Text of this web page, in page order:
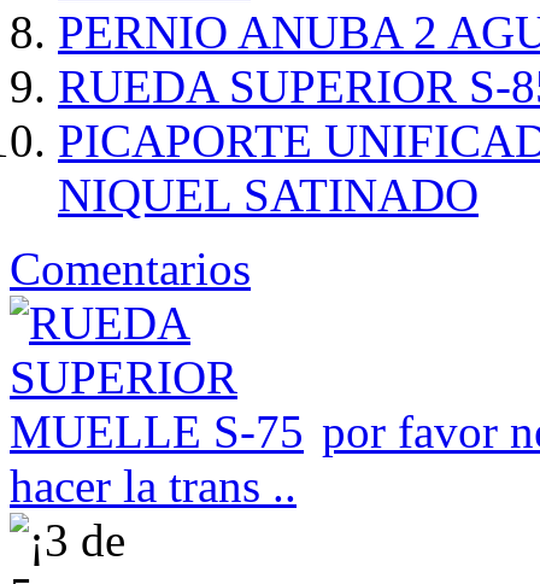
PERNIO ANUBA 2
RUEDA SUPERIOR S-
PICAPORTE
NIQUEL SATINADO
Comentarios
por favor
hacer la trans ..